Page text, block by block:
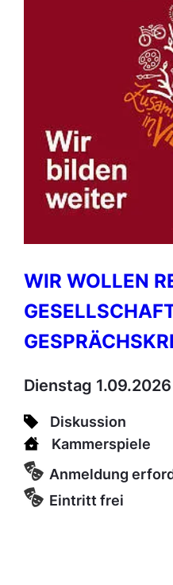
WIR WOLLEN
Dienstag
Diskussion
Kammerspiele
Anmeldung
Eintritt frei